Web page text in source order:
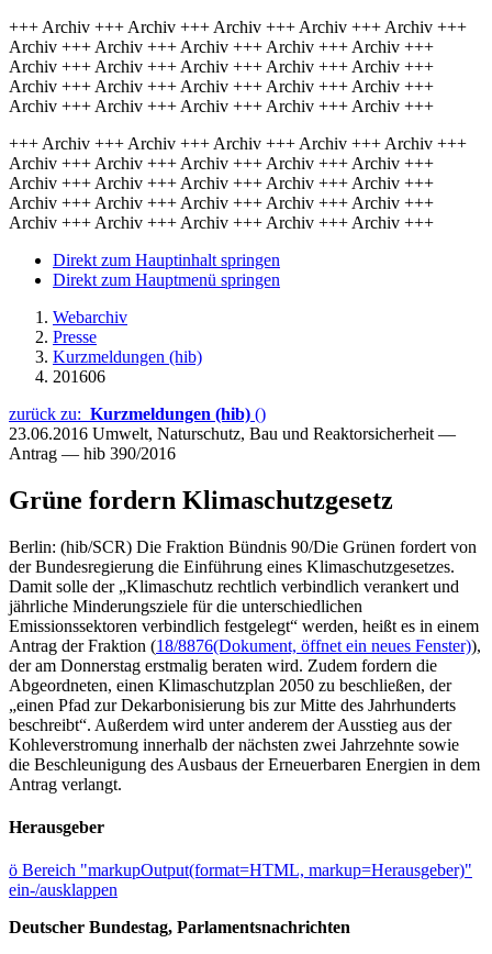
+++ Archiv +++ Archiv +++ Archiv +++ Archiv +++ Archiv +++
Archiv +++ Archiv +++ Archiv +++ Archiv +++ Archiv +++
Archiv +++ Archiv +++ Archiv +++ Archiv +++ Archiv +++
Archiv +++ Archiv +++ Archiv +++ Archiv +++ Archiv +++
Archiv +++ Archiv +++ Archiv +++ Archiv +++ Archiv +++
+++ Archiv +++ Archiv +++ Archiv +++ Archiv +++ Archiv +++
Archiv +++ Archiv +++ Archiv +++ Archiv +++ Archiv +++
Archiv +++ Archiv +++ Archiv +++ Archiv +++ Archiv +++
Archiv +++ Archiv +++ Archiv +++ Archiv +++ Archiv +++
Archiv +++ Archiv +++ Archiv +++ Archiv +++ Archiv +++
Direkt zum Hauptinhalt springen
Direkt zum Hauptmenü springen
Webarchiv
Presse
Kurzmeldungen (hib)
201606
zurück zu: Kurzmeldungen (hib) ()
23.06.2016 Umwelt, Naturschutz, Bau und Reaktorsicherheit —
Antrag — hib 390/2016
Grüne fordern Klimaschutzgesetz
Berlin: (hib/SCR) Die Fraktion Bündnis 90/Die Grünen fordert von
der Bundesregierung die Einführung eines Klimaschutzgesetzes.
Damit solle der „Klimaschutz rechtlich verbindlich verankert und
jährliche Minderungsziele für die unterschiedlichen
Emissionssektoren verbindlich festgelegt“ werden, heißt es in einem
Antrag der Fraktion (18/8876(Dokument, öffnet ein neues Fenster)),
der am Donnerstag erstmalig beraten wird. Zudem fordern die
Abgeordneten, einen Klimaschutzplan 2050 zu beschließen, der
„einen Pfad zur Dekarbonisierung bis zur Mitte des Jahrhunderts
beschreibt“. Außerdem wird unter anderem der Ausstieg aus der
Kohleverstromung innerhalb der nächsten zwei Jahrzehnte sowie
die Beschleunigung des Ausbaus der Erneuerbaren Energien in dem
Antrag verlangt.
Herausgeber
ö Bereich "markupOutput(format=HTML, markup=Herausgeber)"
ein-/ausklappen
Deutscher Bundestag, Parlamentsnachrichten